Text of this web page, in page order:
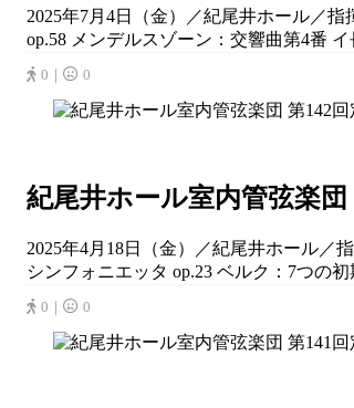
2025年7月4日（金）／紀尾井ホール／
op.58 メンデルスゾーン：交響曲第4番
0｜ 0
紀尾井ホール室内管弦楽団
2025年4月18日（金）／紀尾井ホール／
シンフォニエッタ op.23 ベルク：7つの
0｜ 0